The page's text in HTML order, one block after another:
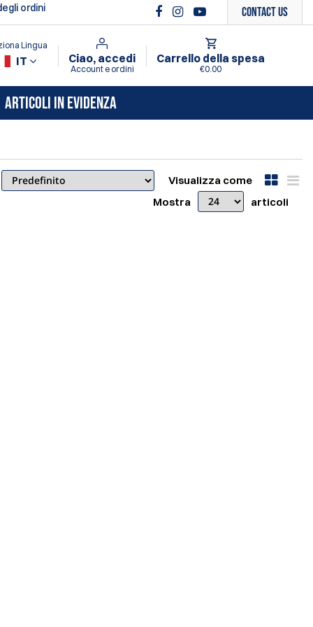
ordini Contact Us
IT
Lingua
Ciao, accedi
Account e ordini
Carrello della spesa
€0.00
ARTICOLI IN EVIDENZA
Visualizza come
Mostra
articoli